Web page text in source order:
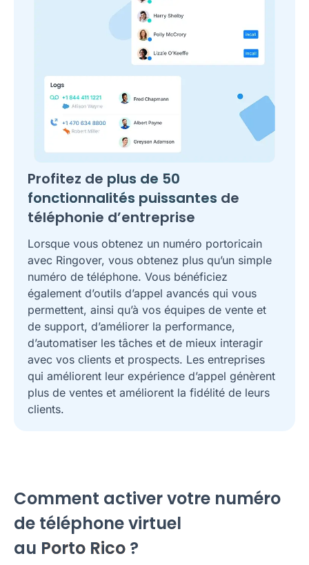
Profitez de plus de 50
fonctionnalités puissantes de
téléphonie d’entreprise
Lorsque vous obtenez un numéro portoricain
avec Ringover, vous obtenez plus qu’un simple
numéro de téléphone. Vous bénéficiez
également d’outils d’appel avancés qui vous
permettent, ainsi qu’à vos équipes de vente et
de support, d’améliorer la performance,
d’automatiser les tâches et de mieux interagir
avec vos clients et prospects. Les entreprises
qui améliorent leur expérience d’appel génèrent
plus de ventes et améliorent la fidélité de leurs
clients.
Comment activer votre numéro
de téléphone virtuel
au Porto Rico ?